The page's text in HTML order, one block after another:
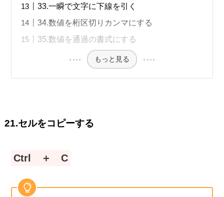
33.一瞬で文字に下線を引く
34.数値を桁区切りカンマにする
35.数値を通過の書式にする
もっと見る
21.セルをコピーする
Ctrl ＋ C